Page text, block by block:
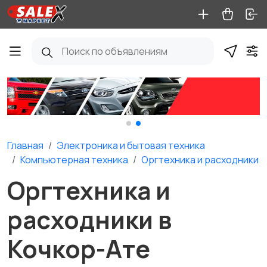
Главная
Электроника и бытовая техника
Компьютерная техника
Оргтехника и расходники
Оргтехника и
расходники в
Кочкор-Ате